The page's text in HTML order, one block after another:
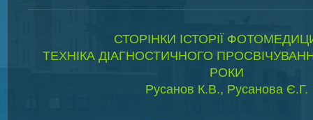
СТОРІНКИ ІСТОРІЇ
ТЕХНІКА ДІАГНОСТИЧНОГО
РОКИ
Русанов К.В., Русанова Є.Г.